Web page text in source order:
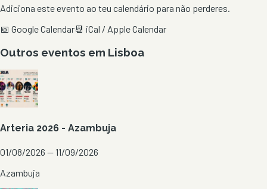
Adiciona este evento ao teu calendário para não perderes.
📅 Google Calendar📆 iCal / Apple Calendar
Outros eventos em Lisboa
Arteria 2026 - Azambuja
01/08/2026 — 11/09/2026
Azambuja